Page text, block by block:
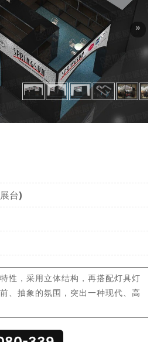
»
台)
性，采用立体结构，再搭配灯具灯
、抽象的氛围，突出一种现代、高